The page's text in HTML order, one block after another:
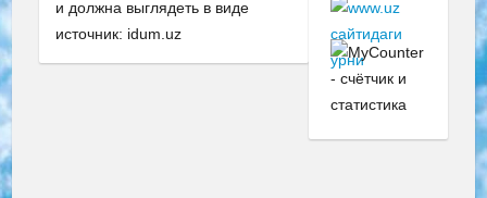
и должна выглядеть в виде
источник: idum.uz